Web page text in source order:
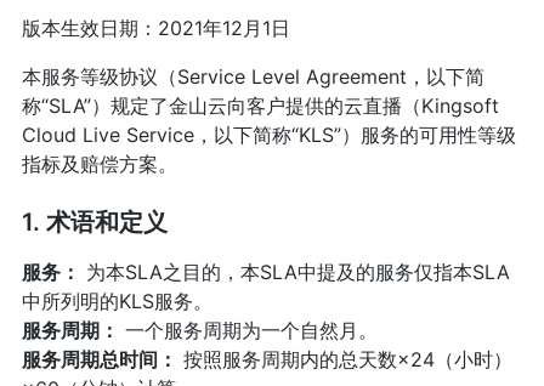
版本生效日期：2021年12月1日
本服务等级协议（Service Level Agreement，以下简
称“SLA”）规定了金山云向客户提供的云直播（Kingsoft
Cloud Live Service，以下简称“KLS”）服务的可用性等级
指标及赔偿方案。
1. 术语和定义
服务： 为本SLA之目的，本SLA中提及的服务仅指本SLA
中所列明的KLS服务。
服务周期： 一个服务周期为一个自然月。
服务周期总时间： 按照服务周期内的总天数×24（小时）